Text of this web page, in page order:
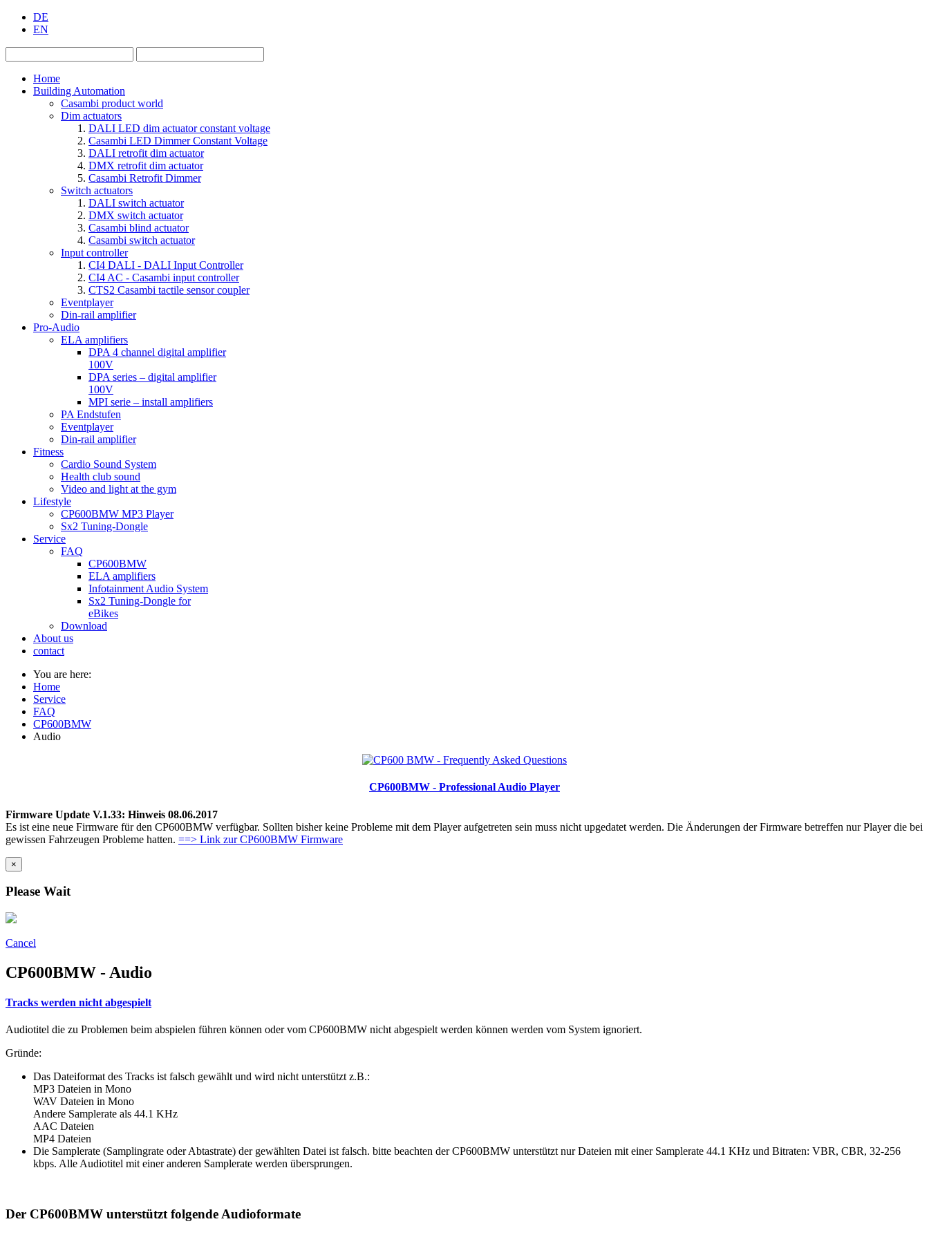
DE
EN
Home
Building Automation
Casambi product world
Dim actuators
DALI LED dim actuator constant voltage
Casambi LED Dimmer Constant Voltage
DALI retrofit dim actuator
DMX retrofit dim actuator
Casambi Retrofit Dimmer
Switch actuators
DALI switch actuator
DMX switch actuator
Casambi blind actuator
Casambi switch actuator
Input controller
CI4 DALI - DALI Input Controller
CI4 AC - Casambi input controller
CTS2 Casambi tactile sensor coupler
Eventplayer
Din-rail amplifier
Pro-Audio
ELA amplifiers
DPA 4 channel digital amplifier
100V
DPA series – digital amplifier
100V
MPI serie – install amplifiers
PA Endstufen
Eventplayer
Din-rail amplifier
Fitness
Cardio Sound System
Health club sound
Video and light at the gym
Lifestyle
CP600BMW MP3 Player
Sx2 Tuning-Dongle
Service
FAQ
CP600BMW
ELA amplifiers
Infotainment Audio System
Sx2 Tuning-Dongle for
eBikes
Download
About us
contact
You are here:
Home
Service
FAQ
CP600BMW
Audio
CP600BMW - Professional Audio Player
Firmware Update V.1.33: Hinweis 08.06.2017
Es ist eine neue Firmware für den CP600BMW verfügbar. Sollten bisher keine Probleme mit dem Player aufgetreten sein muss nicht upgedatet werden. Die Änderungen der Firmware betreffen nur Player die bei
gewissen Fahrzeugen Probleme hatten. ==> Link zur CP600BMW Firmware
×
Please Wait
Cancel
CP600BMW - Audio
Tracks werden nicht abgespielt
Audiotitel die zu Problemen beim abspielen führen können oder vom CP600BMW nicht abgespielt werden können werden vom System ignoriert.
Gründe:
Das Dateiformat des Tracks ist falsch gewählt und wird nicht unterstützt z.B.:
MP3 Dateien in Mono
WAV Dateien in Mono
Andere Samplerate als 44.1 KHz
AAC Dateien
MP4 Dateien
Die Samplerate (Samplingrate oder Abtastrate) der gewählten Datei ist falsch. bitte beachten der CP600BMW unterstützt nur Dateien mit einer Samplerate 44.1 KHz und Bitraten: VBR, CBR, 32-256
kbps. Alle Audiotitel mit einer anderen Samplerate werden übersprungen.
Der CP600BMW unterstützt folgende Audioformate